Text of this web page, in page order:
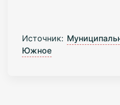
Источник:
Южное